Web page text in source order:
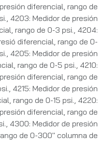
diferencial, rango de
4203: Medidor de presión
rango de 0-3 psi. 4204:
diferencial, rango de 0-
4205: Medidor de presión
rango de 0-5 psi. 4210:
diferencial, rango de
4215: Medidor de presión
rango de 0-15 psi. 4220:
diferencial, rango de
4300: Medidor de presión
de 0-300" columna de